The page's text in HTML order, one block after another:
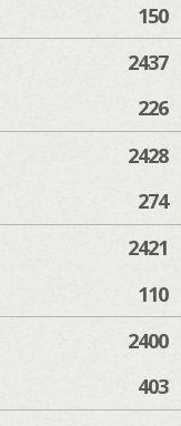
150
2437
226
2428
274
2421
110
2400
403